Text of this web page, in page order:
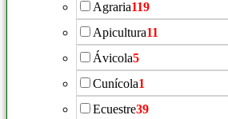
Agraria119
Apicultura11
Ávicola5
Cunícola1
Ecuestre39